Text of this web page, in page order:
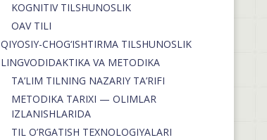
KOGNITIV TILSHUNOSLIK
OAV TILI
QIYOSIY-CHOG‘ISHTIRMA TILSHUNOSLIK
LINGVODIDAKTIKA VA METODIKA
TA’LIM TILNING NAZARIY TA’RIFI
METODIKA TARIXI — OLIMLAR
IZLANISHLARIDA
TIL O’RGATISH TEXNOLOGIYALARI